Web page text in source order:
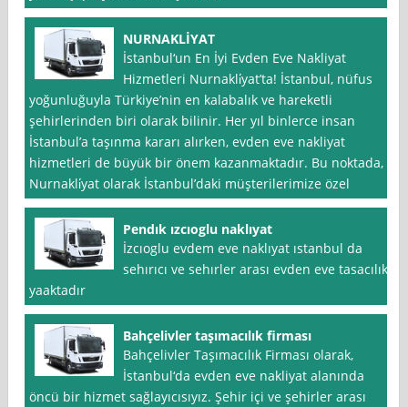
NURNAKLİYAT
İstanbul‘un En İyi Evden Eve Nakliyat
Hizmetleri Nurnakli̇yat’ta! İstanbul, nüfus
yoğunluğuyla Türkiye’nin en kalabalık ve hareketli
şehirlerinden biri olarak bilinir. Her yıl binlerce insan
İstanbul’a taşınma kararı alırken, evden eve nakliyat
hizmetleri de büyük bir önem kazanmaktadır. Bu noktada,
Nurnakli̇yat olarak İstanbul’daki müşterilerimize özel
Pendık ızcıoglu naklıyat
İzcıoglu evdem eve naklıyat ıstanbul da
sehırıcı ve sehırler arası evden eve tasacılık
yaaktadır
Bahçelivler taşımacılık firması
Bahçelivler Taşımacılık Firması olarak,
İstanbul‘da evden eve nakliyat alanında
öncü bir hizmet sağlayıcısıyız. Şehir içi ve şehirler arası